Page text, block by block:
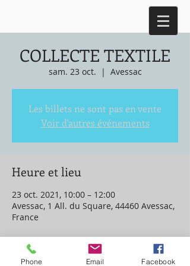
COLLECTE TEXTILE
sam. 23 oct.
  |
Avessac
Les billets ne sont pas en vente
Voir d'autres événements
Heure et lieu
23 oct. 2021, 10:00 – 12:00
Avessac, 1 All. du Square, 44460 Avessac,
France
Phone Email Facebook